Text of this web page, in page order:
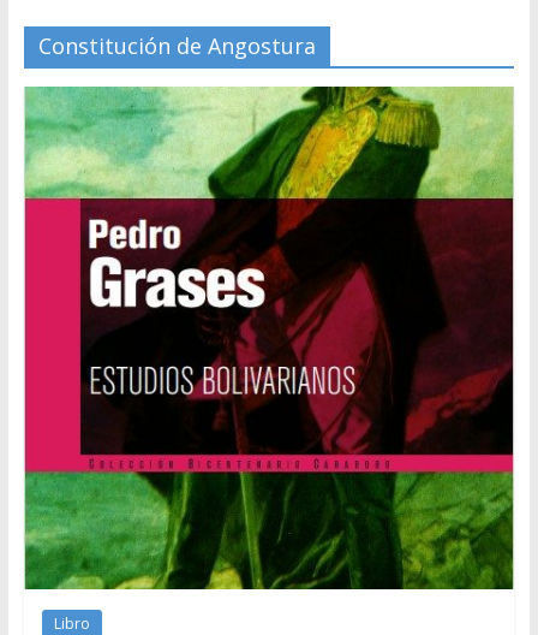
Constitución de Angostura
Libro